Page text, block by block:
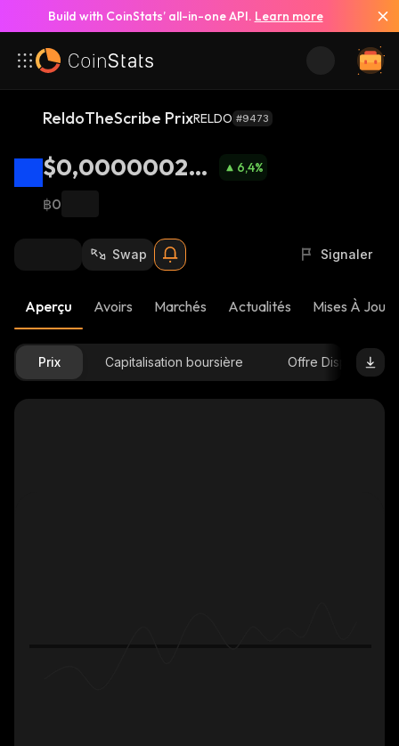
Build with CoinStats’ all-in-one API. Learn more
ReldoTheScribe PrixRELDO #9473
$0,000000224
4
6,4%
฿0
Swap Signaler
Aperçu Avoirs Marchés Actualités Mises À Jour
Prix Capitalisation boursière Offre Disponible